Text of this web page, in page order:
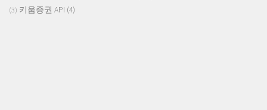
(3) 키움증권 API (4)